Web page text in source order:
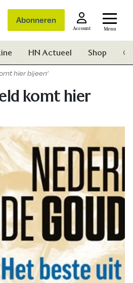
Abonneren
Account Menu
HN Actueel Shop
hier bijeen’
komt hier